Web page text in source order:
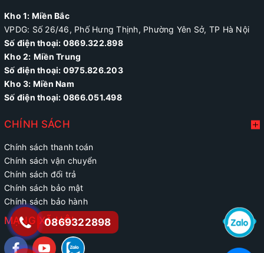
Kho 1: Miền Bắc
VPDG: Số 26/46, Phố Hưng Thịnh, Phường Yên Sở, TP Hà Nội
Số điện thoại: 0869.322.898
Kho 2: Miền Trung
Số điện thoại: 0975.826.203
Kho 3: Miền Nam
Số điện thoại: 0866.051.498
CHÍNH SÁCH
Chính sách thanh toán
Chính sách vận chuyển
Chính sách đổi trả
Chính sách bảo mật
Chính sách bảo hành
MẠNG XÃ HỘI0869322898